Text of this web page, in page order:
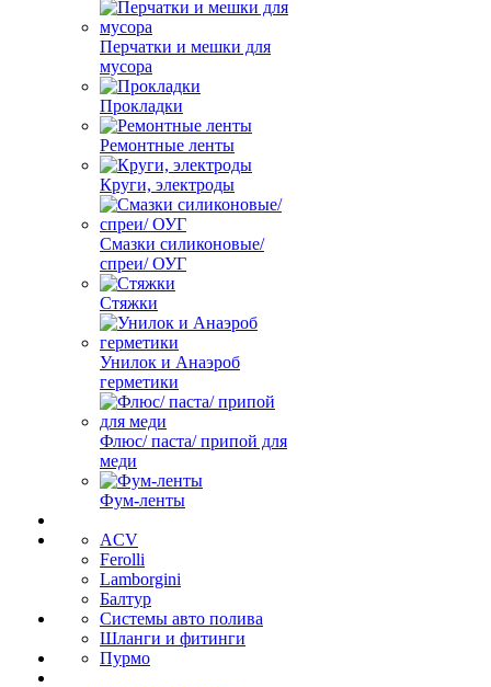
Перчатки и мешки для
мусора
Прокладки
Ремонтные ленты
Круги, электроды
Смазки силиконовые/
спреи/ ОУГ
Стяжки
Унилок и Анаэроб
герметики
Флюс/ паста/ припой для
меди
Фум-ленты
ACV
Ferolli
Lamborgini
Балтур
Системы авто полива
Шланги и фитинги
Пурмо